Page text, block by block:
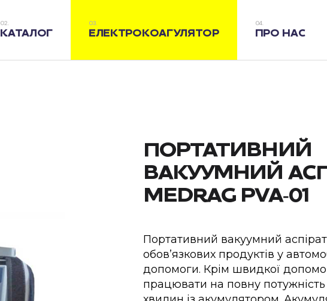
КАТАЛОГ ЕЛЕКТРОКОАГУЛЯТОР ПРО НАС
ПОРТАТИВНИЙ
ВАКУУМНИЙ
MEDRAG PVA‐01
Портативний вакуумний
обов’язкових продуктів у
допомоги. Крім швидкої
працювати на повну